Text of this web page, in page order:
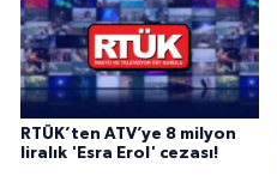
RTÜK’ten ATV’ye 8 milyon
liralık 'Esra Erol' cezası!